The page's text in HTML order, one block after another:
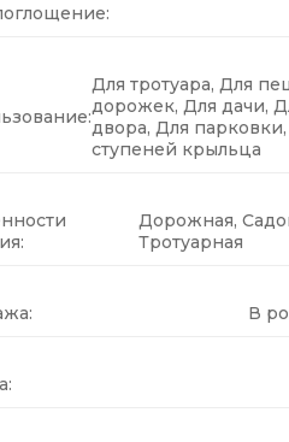
Для тротуара, Для
дорожек, Для дачи,
двора, Для
ступеней крыльца
Дорожная,
Тротуарная
В